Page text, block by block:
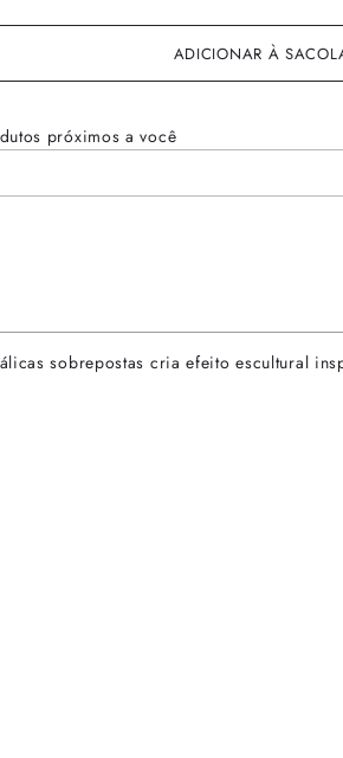
ADICIONAR À
próximos a você
sobrepostas cria efeito escultural